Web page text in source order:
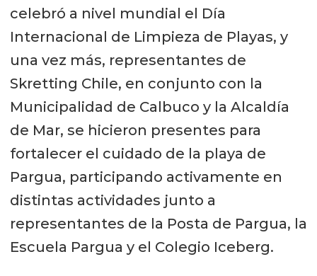
celebró a nivel mundial el Día
Internacional de Limpieza de Playas, y
una vez más, representantes de
Skretting Chile, en conjunto con la
Municipalidad de Calbuco y la Alcaldía
de Mar, se hicieron presentes para
fortalecer el cuidado de la playa de
Pargua, participando activamente en
distintas actividades junto a
representantes de la Posta de Pargua, la
Escuela Pargua y el Colegio Iceberg.